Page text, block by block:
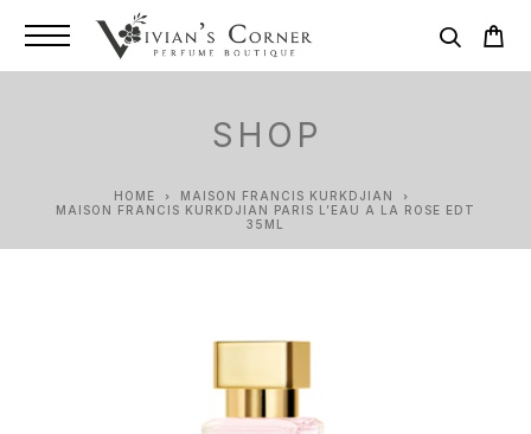
SHOP
HOME
MAISON FRANCIS KURKDJIAN
MAISON FRANCIS KURKDJIAN PARIS L’EAU A LA ROSE EDT
35ML